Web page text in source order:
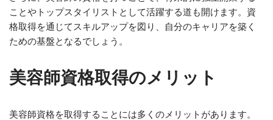
ことやトップスタイリストとして活躍する道も開けます。資
格取得を通じてスキルアップを図り、自分のキャリアを築く
ための基盤となるでしょう。
美容師資格取得のメリット
美容師資格を取得することには多くのメリットがあります。